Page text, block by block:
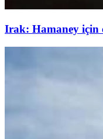
Irak: Hamaney için